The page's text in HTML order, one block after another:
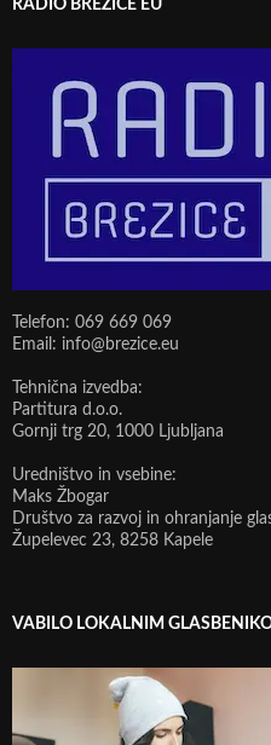
RADIO BREŽICE EU
Telefon: 069 669 069
Email: info@brezice.eu
Tehnična izvedba:
Partitura d.o.o.
Gornji trg 20, 1000 Ljubljana
Uredništvo in vsebine:
Maks Žbogar
Društvo za razvoj in ohranjanje
Župelevec 23, 8258 Kapele
VABILO LOKALNIM